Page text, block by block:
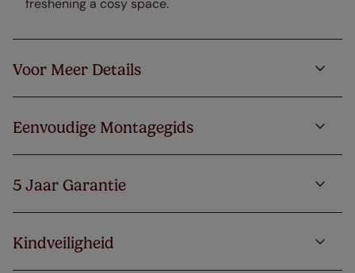
freshening a cosy space.
Voor Meer Details
Eenvoudige Montagegids
5 Jaar Garantie
Kindveiligheid